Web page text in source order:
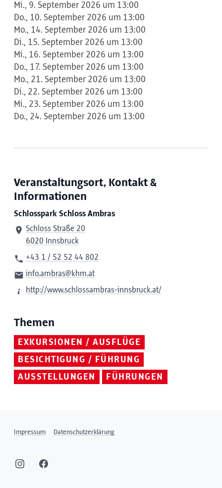
Mi., 9. September 2026 um 13:00
Do., 10. September 2026 um 13:00
Mo., 14. September 2026 um 13:00
Di., 15. September 2026 um 13:00
Mi., 16. September 2026 um 13:00
Do., 17. September 2026 um 13:00
Mo., 21. September 2026 um 13:00
Di., 22. September 2026 um 13:00
Mi., 23. September 2026 um 13:00
Do., 24. September 2026 um 13:00
Veranstaltungsort, Kontakt &
Informationen
Schlosspark Schloss Ambras
Schloss Straße 20
6020 Innsbruck
+43 1 / 52 52 44 802
info.ambras@khm.at
http://www.schlossambras-innsbruck.at/
Themen
EXKURSIONEN / AUSFLÜGE
BESICHTIGUNG / FÜHRUNG
AUSSTELLUNGEN
FÜHRUNGEN
Impressum Datenschutzerklärung